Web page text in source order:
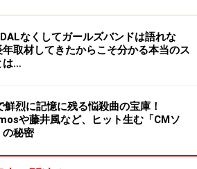
が前年と比べて大きく変化してい
最大の変化といえそうです。もっ
は2020年の鬼滅の刃ブームによる
いえますし、2019年はロングヒッ
た年だったという分析もできそう
レコード協会「オーディオレコード
なくしてガールズバンドは語れな
年取材してきたからこそ分かる本当のス
は…
鮮烈に記憶に残る悩殺曲の宝庫！
や藤井風など、ヒット生む「CMソ
の秘密